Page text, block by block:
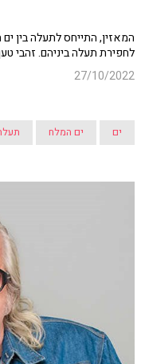
המאזין, התייחס לתעלה בין ים
לחפירת תעלה ביניהם. זהבי
27/10/2022
ים ים המלח